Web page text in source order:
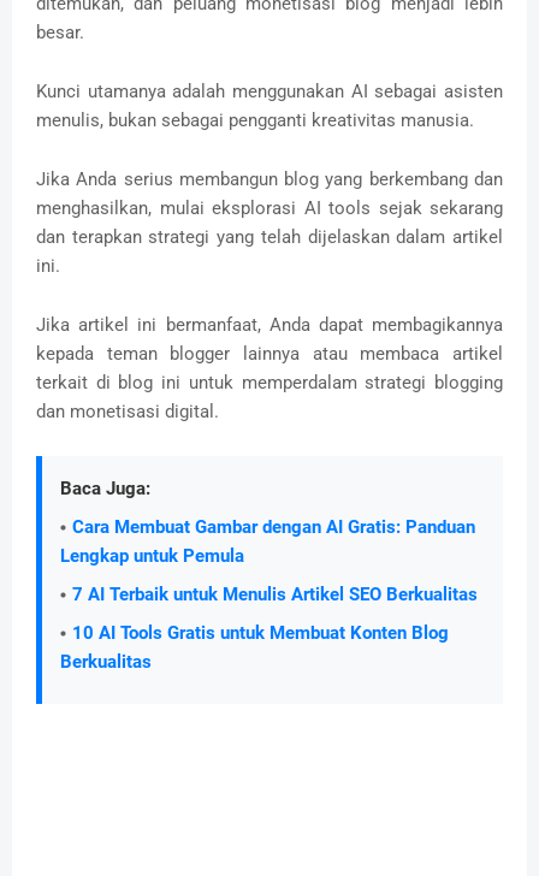
besar.
Kunci utamanya adalah menggunakan AI sebagai asisten
menulis, bukan sebagai pengganti kreativitas manusia.
Jika Anda serius membangun blog yang berkembang dan
menghasilkan, mulai eksplorasi AI tools sejak sekarang
dan terapkan strategi yang telah dijelaskan dalam artikel
ini.
Jika artikel ini bermanfaat, Anda dapat membagikannya
kepada teman blogger lainnya atau membaca artikel
terkait di blog ini untuk memperdalam strategi blogging
dan monetisasi digital.
Baca Juga:
Cara Membuat Gambar dengan AI Gratis: Panduan
Lengkap untuk Pemula
7 AI Terbaik untuk Menulis Artikel SEO Berkualitas
10 AI Tools Gratis untuk Membuat Konten Blog
Berkualitas